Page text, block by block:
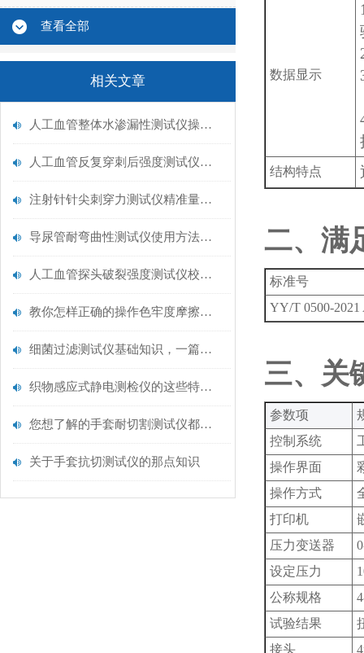
查看全部
相关文章
人工血管整体水渗漏性测试仪操作中最容易出错的步骤
人工血管反复穿刺后强度测试仪是什么？透析患者的“生命管“质量靠它把关！
注射针针尖刺穿力测试仪精准量化针尖锋利度，构筑临床安全防线
导尿管耐弯曲性测试仪使用方法与操作规范
人工血管探头破裂强度测试仪校准规范：精准赋能医疗安全的技术基准
教你怎样正确的操作色牢度摩擦测试机
细菌过滤测试仪基础知识，一篇搞定
织物感应式静电测检仪的这些特点很少有人都知道
您想了解的手套耐切割测试仪都在这里了
关于手套抗切测试仪的那点知识
数据显示
结构特点
二、满
标准号
YY/T 0500-2021
三、关
‌参数项‌
控制系统
操作界面
操作方式
打印机
压力变送器
设定压力
公称规格
试验结果
接头